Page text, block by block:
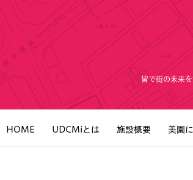
皆で街の未来
HOME UDCMiとは 施設概要 美園